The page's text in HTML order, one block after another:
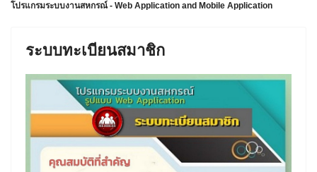
โปรแกรมระบบงานสหกรณ์ - Web Application and Mobile Application
ระบบทะเบียนสมาชิก